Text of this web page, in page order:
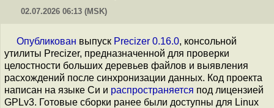
02.07.2026 06:13 (MSK)
Опубликован выпуск Precizer 0.16.0, консольной
утилиты Precizer, предназначенной для проверки
целостности больших деревьев файлов и выявления
расхождений после синхронизации данных. Код проекта
написан на языке Си и распространяется под лицензией
GPLv3. Готовые сборки ранее были доступны для Linux